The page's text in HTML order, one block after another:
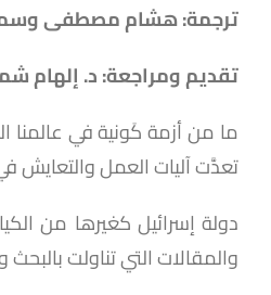
ترجمة: هشام مصطفى
تقديم ومراجعة: د. إلهام
تعدَّت آليات العمل والتعايش
والمقالات التي تناولت